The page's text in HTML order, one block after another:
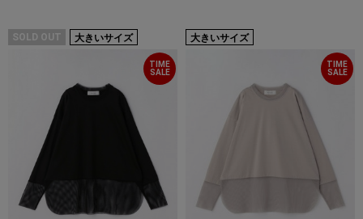
SOLD OUT 大きいサイズ
TIME
SALE
大きいサイズ
TIME
SALE